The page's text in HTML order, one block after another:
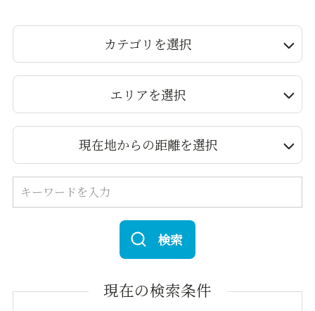
カテゴリを選択
エリアを選択
現在地からの距離を選択
検索
現在の検索条件